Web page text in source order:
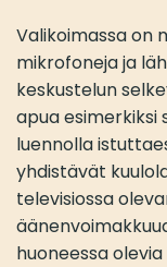
Valikoimassa on
mikrofoneja ja
keskustelun
apua esimerkiksi
luennolla
yhdistävät
televisiossa
huoneessa olevia